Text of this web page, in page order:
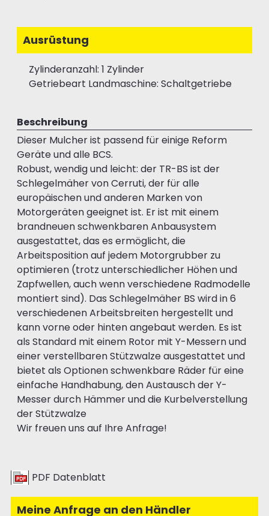
Ausrüstung
Zylinderanzahl: 1 Zylinder
Getriebeart Landmaschine: Schaltgetriebe
Beschreibung
Dieser Mulcher ist passend für einige Reform
Geräte und alle BCS.
Robust, wendig und leicht: der TR-BS ist der
Schlegelmäher von Cerruti, der für alle
europäischen und anderen Marken von
Motorgeräten geeignet ist. Er ist mit einem
brandneuen schwenkbaren Anbausystem
ausgestattet, das es ermöglicht, die
Arbeitsposition auf jedem Motorgrubber zu
optimieren (trotz unterschiedlicher Höhen und
Zapfwellen, auch wenn verschiedene Radmodelle
montiert sind). Das Schlegelmäher BS wird in 6
verschiedenen Arbeitsbreiten hergestellt und
kann vorne oder hinten angebaut werden. Es ist
als Standard mit einem Rotor mit Y-Messern und
einer verstellbaren Stützwalze ausgestattet und
bietet als Optionen schwenkbare Räder für eine
einfache Handhabung, den Austausch der Y-
Messer durch Hämmer und die Kurbelverstellung
der Stützwalze
Wir freuen uns auf Ihre Anfrage!
PDF Datenblatt
Meine Anfrage an den Händler